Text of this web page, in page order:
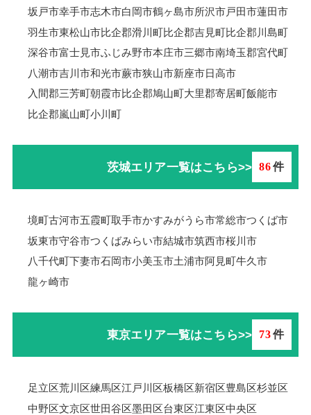
坂戸市幸手市志木市白岡市鶴ヶ島市所沢市戸田市蓮田市
羽生市東松山市比企郡滑川町比企郡吉見町比企郡川島町
深谷市富士見市ふじみ野市本庄市三郷市南埼玉郡宮代町
八潮市吉川市和光市蕨市狭山市新座市日高市
入間郡三芳町朝霞市比企郡鳩山町大里郡寄居町飯能市
比企郡嵐山町小川町
茨城エリア一覧はこちら>> 86件
境町古河市五霞町取手市かすみがうら市常総市つくば市
坂東市守谷市つくばみらい市結城市筑西市桜川市
八千代町下妻市石岡市小美玉市土浦市阿見町牛久市
龍ヶ崎市
東京エリア一覧はこちら>> 73件
足立区荒川区練馬区江戸川区板橋区新宿区豊島区杉並区
中野区文京区世田谷区墨田区台東区江東区中央区